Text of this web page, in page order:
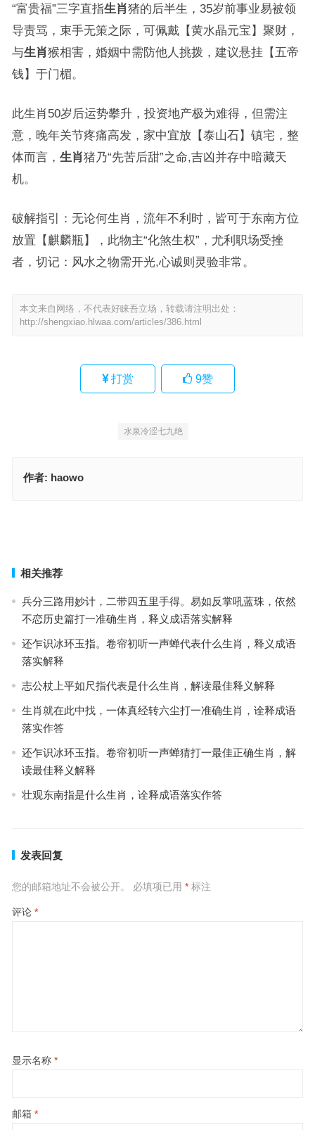
“富贵福”三字直指生肖猪的后半生，35岁前事业易被领
导责骂，束手无策之际，可佩戴【黄水晶元宝】聚财，
与生肖猴相害，婚姻中需防他人挑拨，建议悬挂【五帝
钱】于门楣。
此生肖50岁后运势攀升，投资地产极为难得，但需注
意，晚年关节疼痛高发，家中宜放【泰山石】镇宅，整
体而言， 生肖猪乃“先苦后甜”之命,吉凶并存中暗藏天
机。
破解指引：无论何生肖，流年不利时，皆可于东南方位
放置【麒麟瓶】，此物主“化煞生权”，尤利职场受挫
者，切记：风水之物需开光,心诚则灵验非常。
本文来自网络，不代表好睐吾立场，转载请注明出处：
http://shengxiao.hlwaa.com/articles/386.html
打赏 9赞
水泉冷涩七九绝
作者: haowo
相关推荐
兵分三路用妙计，二带四五里手得。易如反掌吼蓝珠，依然
不恋历史篇打一准确生肖，释义成语落实解释
还乍识冰环玉指。卷帘初听一声蝉代表什么生肖，释义成语
落实解释
志公杖上平如尺指代表是什么生肖，解读最佳释义解释
生肖就在此中找，一体真经转六尘打一准确生肖，诠释成语
落实作答
还乍识冰环玉指。卷帘初听一声蝉猜打一最佳正确生肖，解
读最佳释义解释
壮观东南指是什么生肖，诠释成语落实作答
发表回复
您的邮箱地址不会被公开。 必填项已用 *标注
评论 *
显示名称 *
邮箱 *